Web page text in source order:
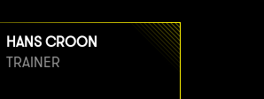
HANS CROON
TRAINER